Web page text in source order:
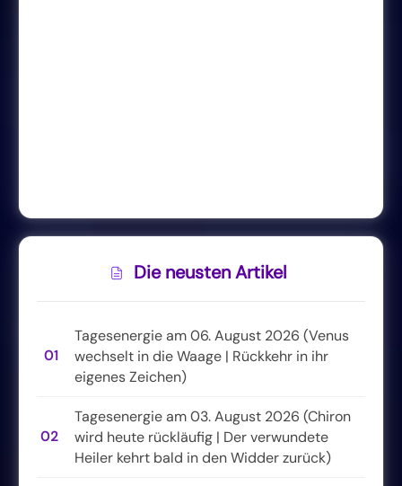
Die neusten Artikel
01
Tagesenergie am 06. August 2026 (Venus
wechselt in die Waage | Rückkehr in ihr
eigenes Zeichen)
02
Tagesenergie am 03. August 2026 (Chiron
wird heute rückläufig | Der verwundete
Heiler kehrt bald in den Widder zurück)